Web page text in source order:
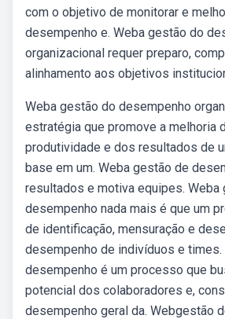
com o objetivo de monitorar e
desempenho e. Weba gestão do
organizacional requer preparo,
alinhamento aos objetivos
Weba gestão do desempenho
estratégia que promove a melhoria
produtividade e dos resultados de
base em um. Weba gestão de
resultados e motiva equipes. Weba
desempenho nada mais é que um
de identificação, mensuração e
desempenho de indivíduos e
desempenho é um processo que
potencial dos colaboradores e,
desempenho geral da. Webgestão